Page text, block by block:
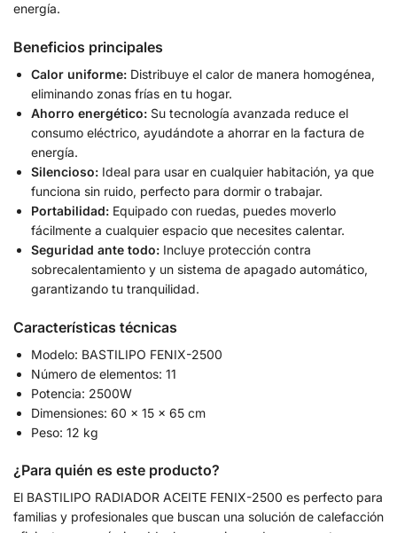
energía.
Beneficios principales
Calor uniforme: Distribuye el calor de manera homogénea,
eliminando zonas frías en tu hogar.
Ahorro energético: Su tecnología avanzada reduce el
consumo eléctrico, ayudándote a ahorrar en la factura de
energía.
Silencioso: Ideal para usar en cualquier habitación, ya que
funciona sin ruido, perfecto para dormir o trabajar.
Portabilidad: Equipado con ruedas, puedes moverlo
fácilmente a cualquier espacio que necesites calentar.
Seguridad ante todo: Incluye protección contra
sobrecalentamiento y un sistema de apagado automático,
garantizando tu tranquilidad.
Características técnicas
Modelo: BASTILIPO FENIX-2500
Número de elementos: 11
Potencia: 2500W
Dimensiones: 60 x 15 x 65 cm
Peso: 12 kg
¿Para quién es este producto?
El BASTILIPO RADIADOR ACEITE FENIX-2500 es perfecto para
familias y profesionales que buscan una solución de calefacción